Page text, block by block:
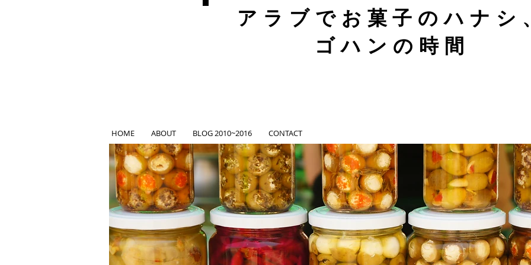
アラブでお菓子のハナシ
ゴハンの時間
HOME ABOUT BLOG 2010~2016 CONTACT